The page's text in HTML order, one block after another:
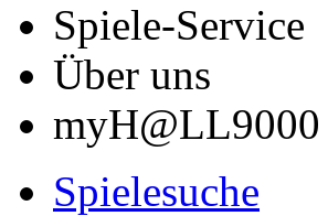
Spiele-Service
Über uns
myH@LL9000
Spielesuche